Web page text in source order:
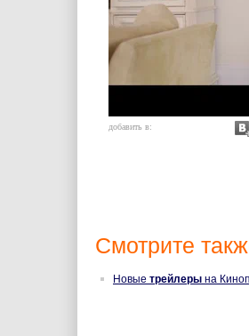
добавить в:
Смотрите
Новые трейлеры на